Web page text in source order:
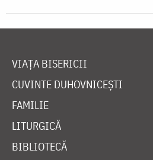
VIAȚA BISERICII
CUVINTE DUHOVNICEȘTI
FAMILIE
LITURGICĂ
BIBLIOTECĂ